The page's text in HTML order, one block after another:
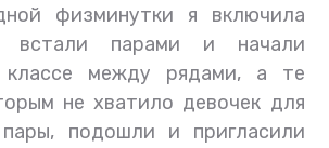
физминутки я включила
встали парами и начали
классе между рядами, а те
не хватило девочек для
пары, подошли и пригласили